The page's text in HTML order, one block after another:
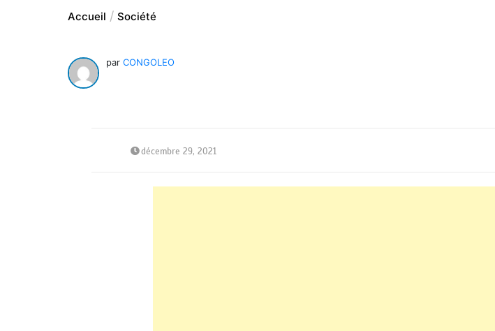
Accueil Société
par CONGOLEO
décembre 29, 2021